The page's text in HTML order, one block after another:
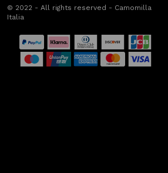
© 2022 - All rights reserved - Camomilla
Italia